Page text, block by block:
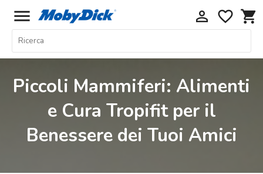
menu perm_identity favorite_border shopping_cart
Home
Cani
Piccoli
Mammiferi
Piccoli Mammiferi: Alimenti
e Cura Tropifit per il
Benessere dei Tuoi Amici